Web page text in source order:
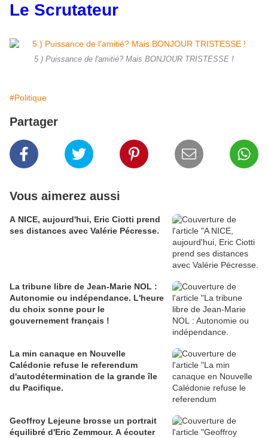
Le Scrutateur
5 ) Puissance de l'amitié? Mais BONJOUR TRISTESSE !
#Politique
Partager
Vous aimerez aussi
A NICE, aujourd'hui, Eric Ciotti prend
ses distances avec Valérie Pécresse.
La tribune libre de Jean-Marie NOL :
Autonomie ou indépendance. L'heure
du choix sonne pour le
gouvernement français !
La min canaque en Nouvelle
Calédonie refuse le referendum
d'autodétermination de la grande île
du Pacifique.
Geoffroy Lejeune brosse un portrait
équilibré d'Eric Zemmour. A écouter